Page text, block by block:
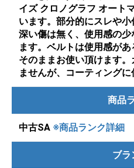
イズ クロノグラフ オート
います。部分的にスレや
深い傷は無く、使用感の
ます。ベルトは使用感があ
そのままお使い頂けます
ませんが、コーティングに
商品
中古SA ※商品ランク詳細
ブラ